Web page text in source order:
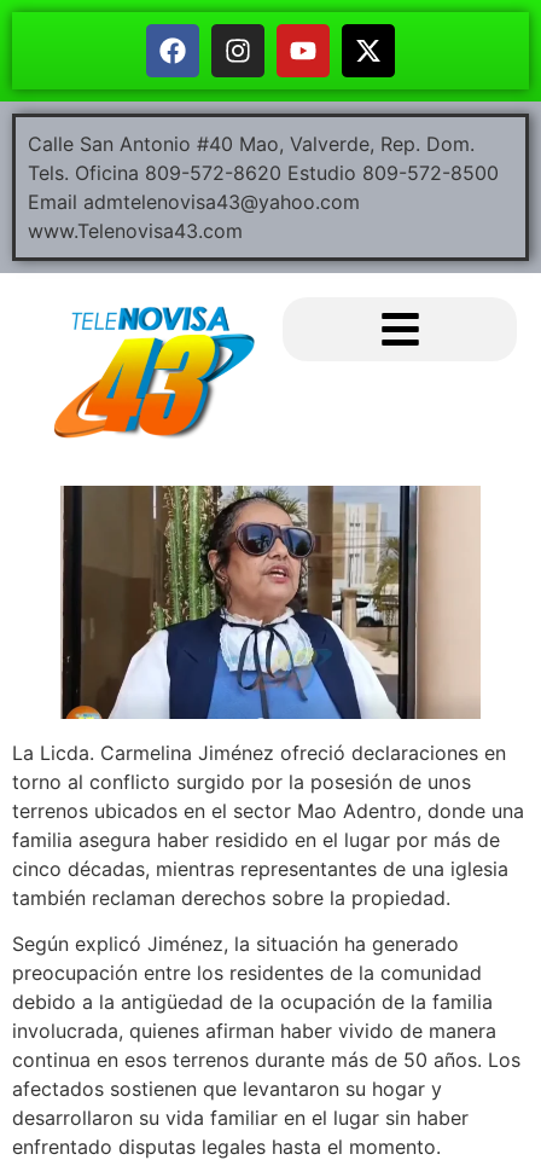
Calle San Antonio #40 Mao, Valverde, Rep. Dom.
Tels. Oficina 809-572-8620 Estudio 809-572-8500
Email admtelenovisa43@yahoo.com
www.Telenovisa43.com
La Licda. Carmelina Jiménez ofreció declaraciones en
torno al conflicto surgido por la posesión de unos
terrenos ubicados en el sector Mao Adentro, donde una
familia asegura haber residido en el lugar por más de
cinco décadas, mientras representantes de una iglesia
también reclaman derechos sobre la propiedad.
Según explicó Jiménez, la situación ha generado
preocupación entre los residentes de la comunidad
debido a la antigüedad de la ocupación de la familia
involucrada, quienes afirman haber vivido de manera
continua en esos terrenos durante más de 50 años. Los
afectados sostienen que levantaron su hogar y
desarrollaron su vida familiar en el lugar sin haber
enfrentado disputas legales hasta el momento.